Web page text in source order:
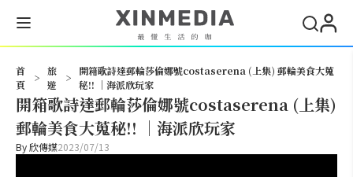
首
頁
>
旅
遊
>
開箱歌詩達郵輪莎倫娜號costaserena (上集) 郵輪美食大蒐
秘!! ｜海派欣玩家
開箱歌詩達郵輪莎倫娜號costaserena (上集)
郵輪美食大蒐秘!! ｜海派欣玩家
By欣傳媒2023/07/13